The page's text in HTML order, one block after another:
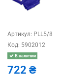
Артикул: PLL5/8
Код: 5902012
В наличии
722 ₴